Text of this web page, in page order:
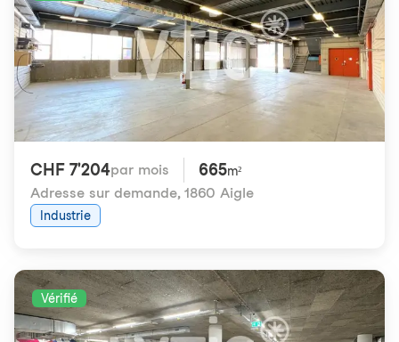
CHF 7'204par mois 665m²
Adresse sur demande, 1860 Aigle
Industrie
Vérifié